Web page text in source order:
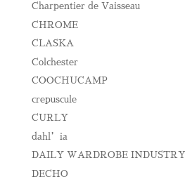
Charpentier de Vaisseau
CHROME
CLASKA
Colchester
COOCHUCAMP
crepuscule
CURLY
dahl’ia
DAILY WARDROBE INDUSTRY
DECHO